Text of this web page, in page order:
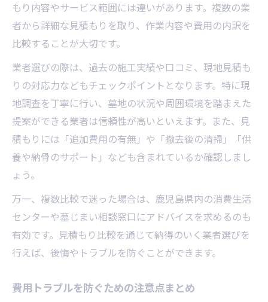
もり内容やサービス範囲には違いがあります。複数の業
者から詳細な見積もりを取り、作業内容や費用の内訳を
比較することが大切です。
業者選びの際は、過去の施工実績や口コミ、現地見積も
りの対応力などもチェックポイントとなります。特に現
地調査を丁寧に行い、墓地の状況や周囲環境を踏まえた
提案ができる業者は信頼性が高いといえます。また、見
積もりには「追加費用の有無」や「撤去後の清掃」「供
養や納骨のサポート」なども含まれているか確認しまし
ょう。
万一、複数比較で迷った場合は、鹿児島県内の消費生活
センターや墓じまい相談窓口にアドバイスを求めるのも
有効です。見積もり比較を通じて納得のいく業者選びを
行えば、後悔やトラブルを防ぐことができます。
費用トラブルを防ぐための注意点まとめ